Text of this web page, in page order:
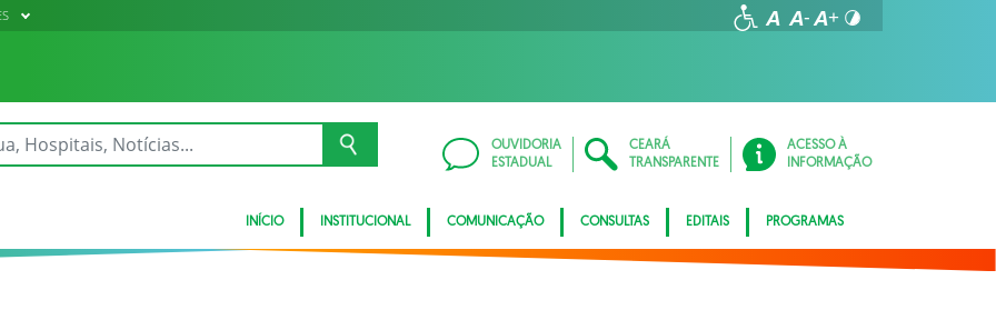
OUVIDORIA
ESTADUAL
CEARÁ
TRANSPARENTE
ACESSO À
INFORMAÇÃO
INÍCIO INSTITUCIONAL COMUNICAÇÃO CONSULTAS EDITAIS PROGRAMAS